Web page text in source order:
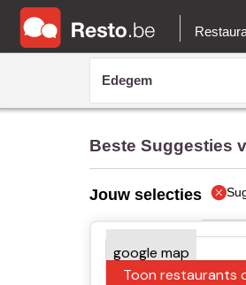
Beste Suggesties
Jouw selecties
Toon restaurants